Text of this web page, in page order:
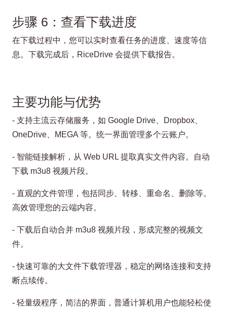
步骤 6：查看下载进度
在下载过程中，您可以实时查看任务的进度、速度等信
息。下载完成后，RiceDrive 会提供下载报告。
主要功能与优势
- 支持主流云存储服务，如 Google Drive、Dropbox、
OneDrive、MEGA 等。统一界面管理多个云账户。
- 智能链接解析，从 Web URL 提取真实文件内容。自动
下载 m3u8 视频片段。
- 直观的文件管理，包括同步、转移、重命名、删除等。
高效管理您的云端内容。
- 下载后自动合并 m3u8 视频片段，形成完整的视频文
件。
- 快速可靠的大文件下载管理器，稳定的网络连接和支持
断点续传。
- 轻量级程序，简洁的界面，普通计算机用户也能轻松使